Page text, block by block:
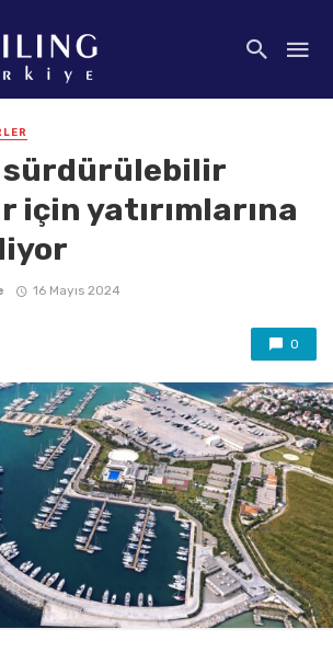
sürdürülebilir
için yatırımlarına
16 Mayıs 2024
0